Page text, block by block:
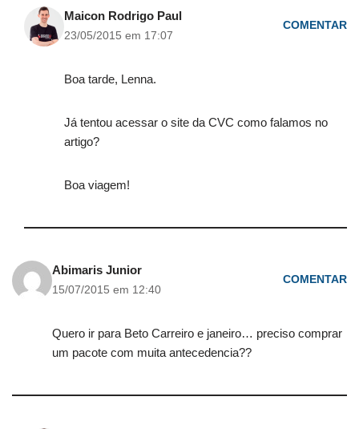
Maicon Rodrigo Paul
23/05/2015 em 17:07
COMENTAR
Boa tarde, Lenna.
Já tentou acessar o site da CVC como falamos no
artigo?
Boa viagem!
Abimaris Junior
15/07/2015 em 12:40
COMENTAR
Quero ir para Beto Carreiro e janeiro… preciso comprar
um pacote com muita antecedencia??